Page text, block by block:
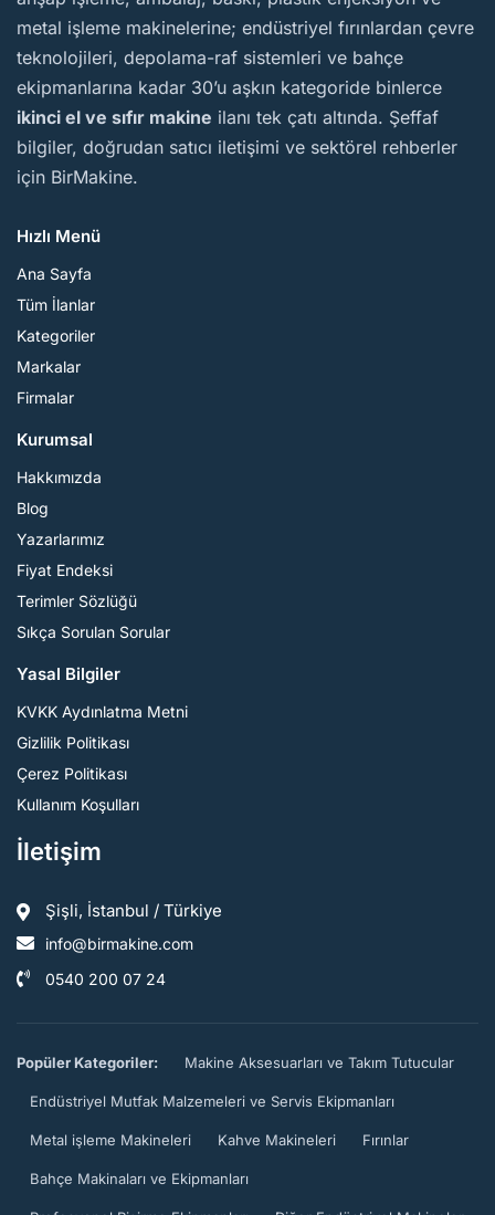
metal işleme makinelerine; endüstriyel fırınlardan çevre
teknolojileri, depolama-raf sistemleri ve bahçe
ekipmanlarına kadar 30’u aşkın kategoride binlerce
ikinci el ve sıfır makine ilanı tek çatı altında. Şeffaf
bilgiler, doğrudan satıcı iletişimi ve sektörel rehberler
için BirMakine.
Hızlı Menü
Ana Sayfa
Tüm İlanlar
Kategoriler
Markalar
Firmalar
Kurumsal
Hakkımızda
Blog
Yazarlarımız
Fiyat Endeksi
Terimler Sözlüğü
Sıkça Sorulan Sorular
Yasal Bilgiler
KVKK Aydınlatma Metni
Gizlilik Politikası
Çerez Politikası
Kullanım Koşulları
İletişim
Şişli, İstanbul / Türkiye
info@birmakine.com
0540 200 07 24
Popüler Kategoriler: Makine Aksesuarları ve Takım Tutucular
Endüstriyel Mutfak Malzemeleri ve Servis Ekipmanları
Metal işleme Makineleri Kahve Makineleri Fırınlar
Bahçe Makinaları ve Ekipmanları